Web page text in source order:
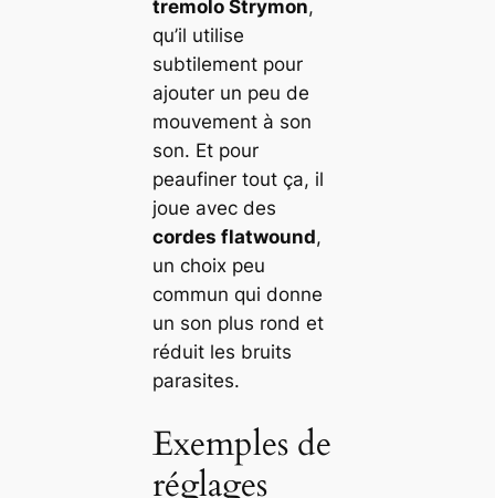
tremolo Strymon,
qu’il utilise
subtilement pour
ajouter un peu de
mouvement à son
son. Et pour
peaufiner tout ça, il
joue avec des
cordes flatwound,
un choix peu
commun qui donne
un son plus rond et
réduit les bruits
parasites.
Exemples de
réglages